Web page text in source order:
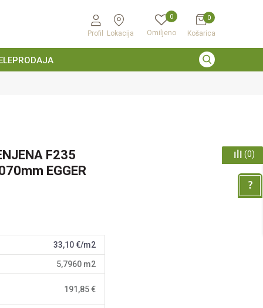
Profil Lokacija Omiljeno
0
Košarica
0
F235
EGGER
33,10€/m2
5,7960 m2
191,85€
(0)